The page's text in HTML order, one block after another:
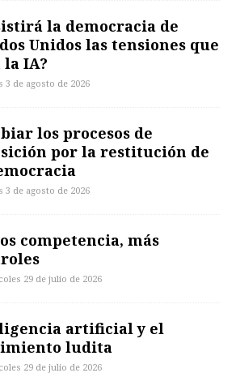
la democracia de
Unidos las tensiones que
la IA?
3 de agosto de 2026
los procesos de
por la restitución de
3 de agosto de 2026
competencia, más
29 de julio de 2026
artificial y el
ludita
29 de julio de 2026